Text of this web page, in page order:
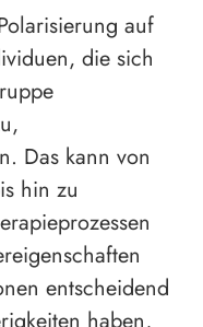
auf
die sich
Das kann von
hin zu
entscheidend